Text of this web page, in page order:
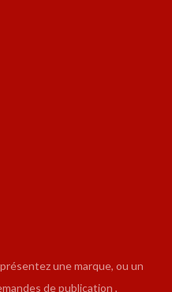
une marque, ou un
de publication ,